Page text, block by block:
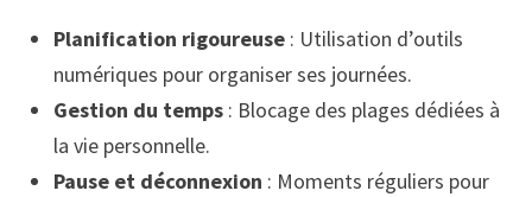
Planification rigoureuse: Utilisation d’outils
numériques pour organiser ses journées.
Gestion du temps: Blocage des plages dédiées à
la vie personnelle.
Pause et déconnexion : Moments réguliers pour